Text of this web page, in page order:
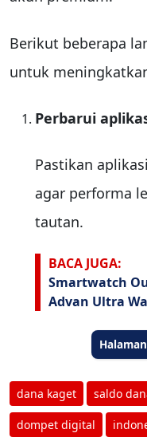
Berikut beberapa
untuk
Perbarui
Pastikan
agar performa
tautan.
BACA JUGA:
Smartwatch
Advan Ultra
dana kaget saldo
dompet digital